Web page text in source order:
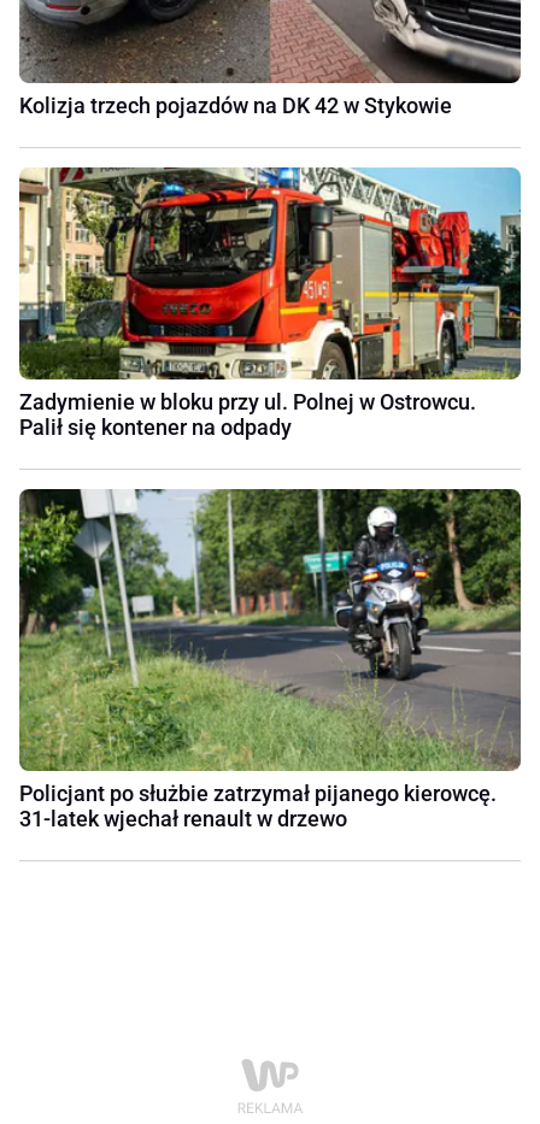
Kolizja trzech pojazdów na DK 42 w Stykowie
Zadymienie w bloku przy ul. Polnej w Ostrowcu.
Palił się kontener na odpady
Policjant po służbie zatrzymał pijanego kierowcę.
31-latek wjechał renault w drzewo